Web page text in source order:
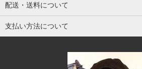
配送・送料について
支払い方法について